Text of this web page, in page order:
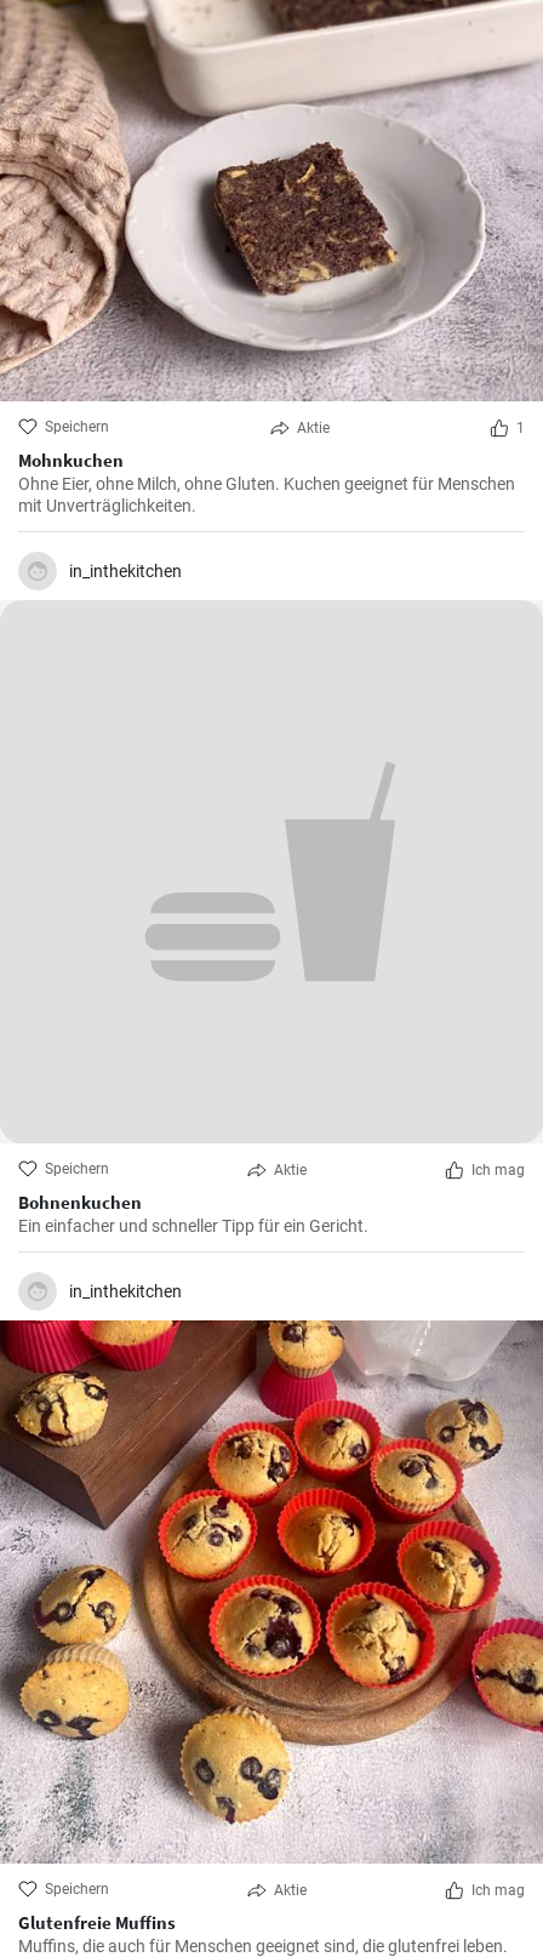
Speichern Aktie 1
Mohnkuchen
Ohne Eier, ohne Milch, ohne Gluten. Kuchen geeignet für Menschen
mit Unverträglichkeiten.
in_inthekitchen
Speichern Aktie Ich mag
Bohnenkuchen
Ein einfacher und schneller Tipp für ein Gericht.
in_inthekitchen
Speichern Aktie Ich mag
Glutenfreie Muffins
Muffins, die auch für Menschen geeignet sind, die glutenfrei leben.